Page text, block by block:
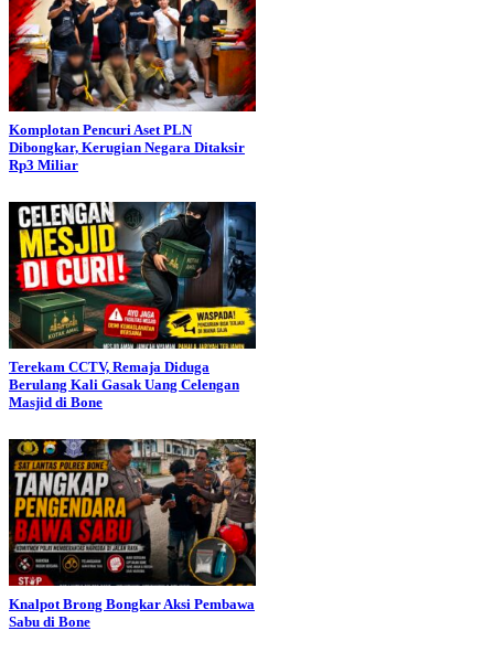
Komplotan Pencuri Aset PLN
Dibongkar, Kerugian Negara Ditaksir
Rp3 Miliar
Terekam CCTV, Remaja Diduga
Berulang Kali Gasak Uang Celengan
Masjid di Bone
Knalpot Brong Bongkar Aksi Pembawa
Sabu di Bone